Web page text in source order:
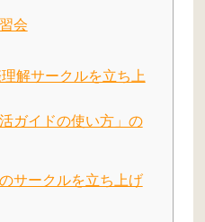
会
解サークルを立ち上
ガイドの使い方」の
サークルを立ち上げ